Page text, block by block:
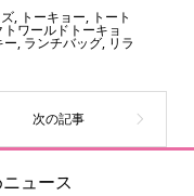
新しいキャラクタ
、私たちの使命の
, トーキョー, トート
ワールドトーキョ
ー, ランチバッグ, リラ
ュース